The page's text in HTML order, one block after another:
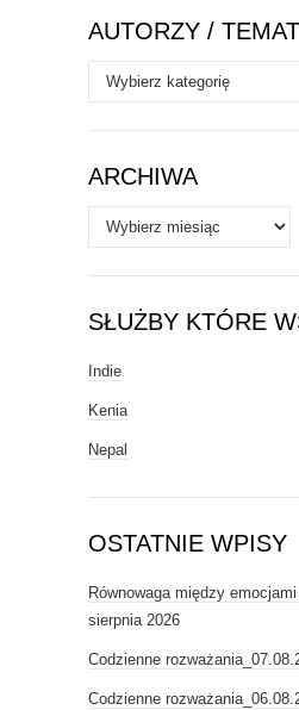
AUTORZY /
Autorzy
/
Tematy
ARCHIWA
Archiwa
SŁUŻBY KTÓRE
Indie
Kenia
Nepal
OSTATNIE WPISY
Równowaga między
sierpnia 2026
Codzienne
Codzienne